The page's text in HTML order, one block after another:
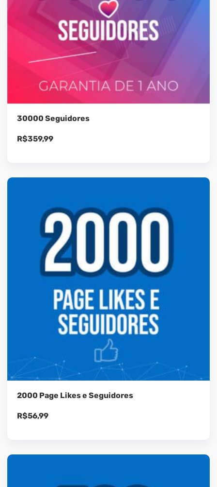
30000 Seguidores
R$359,99
2000 Page Likes e Seguidores
R$56,99